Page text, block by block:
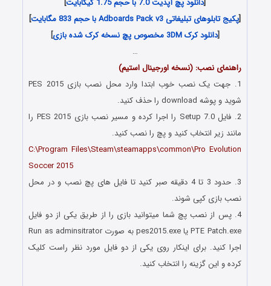
[دانلود پچ آپدیت 7.0 با حجم 1.75 گیگابایت
]
[پکیج تابلوهای تبلیغاتی Adboards Pack v3 با حجم 833 مگابایت
]
[دانلود کرک 3DM مخصوص پچ نسخه کرک شده بازی
]
…
راهنمای نصب: (نسخه اورجینال استیم)
1. جهت یک نصب خوب ابتدا وارد محل نصب بازی PES 2015
شوید و پوشه download را حذف کنید.
2. فایل Setup 7.0 را اجرا کرده و مسیر نصب بازی PES 2015 را
مانند زیر انتخاب کنید و پچ را نصب کنید.
C:\Program Files\Steam\steamapps\common\Pro Evolution
Soccer 2015
3. حدود 3 تا 4 دقیقه صبر کنید تا فایل های پچ نصب و در محل
نصب بازی کپی شوند.
4. پس از نصب پچ شما میتوانید بازی را از طریق یکی از دو فایل
PTE Patch.exe یا pes2015.exe به صورت Run as adminsitrator
اجرا کنید. برای اینکار روی یکی از دو فایل مورد نظر راست کلیک
کرده و این گزینه را انتخاب کنید.